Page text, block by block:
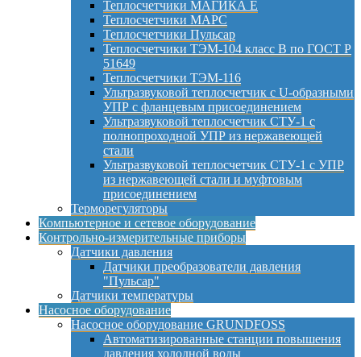
Теплосчетчики МАГИКА Е
Теплосчетчики МАРС
Теплосчетчики Пульсар
Теплосчетчики ТЭМ-104 класс B по ГОСТ Р
51649
Теплосчетчики ТЭМ-116
Ультразвуковой теплосчетчик с U-образными
УПР с фланцевым присоединением
Ультразвуковой теплосчетчик СТУ-1 с
полнопроходной УПР из нержавеющей
стали
Ультразвуковой теплосчетчик СТУ-1 с УПР
из нержавеющей стали и муфтовым
присоединением
Терморегуляторы
Компьютерное и сетевое оборудование
Контрольно-измерительные приборы
Датчики давления
Датчики преобразователи давления
"Пульсар"
Датчики температуры
Насосное оборудование
Насосное оборудование GRUNDFOSS
Автоматизированные станции повышения
давления холодной воды